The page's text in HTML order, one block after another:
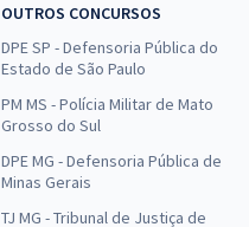
OUTROS CONCURSOS
DPE SP - Defensoria Pública do
Estado de São Paulo
PM MS - Polícia Militar de Mato
Grosso do Sul
DPE MG - Defensoria Pública de
Minas Gerais
TJ MG - Tribunal de Justiça de